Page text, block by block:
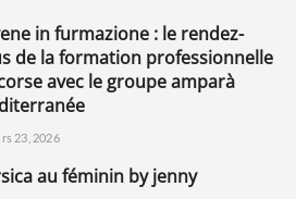
de la formation professionnelle
avec le groupe amparà
23, 2026
au féminin by jenny